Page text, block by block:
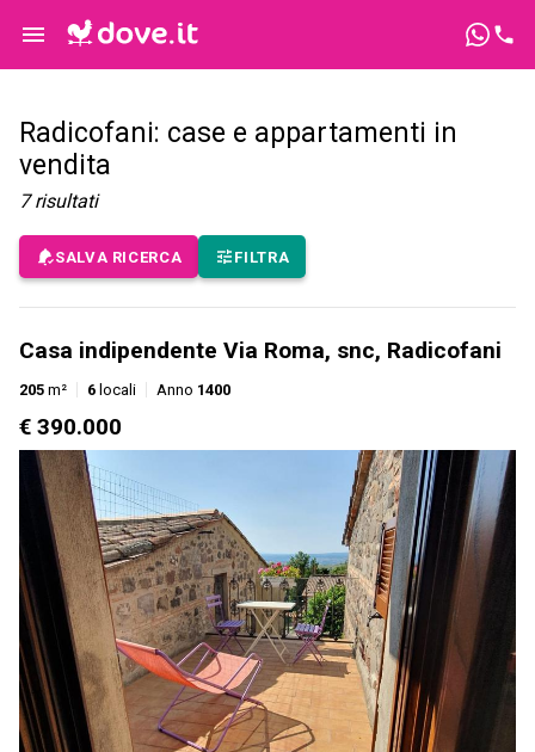
Radicofani: case e appartamenti in
vendita
7 risultati
SALVA RICERCA FILTRA
Casa indipendente Via Roma, snc, Radicofani
205 m² 6 locali Anno 1400
€ 390.000